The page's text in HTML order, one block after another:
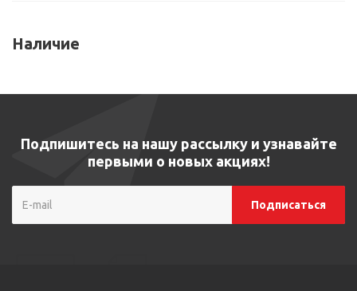
Наличие
Подпишитесь на нашу рассылку и узнавайте
первыми о новых акциях!